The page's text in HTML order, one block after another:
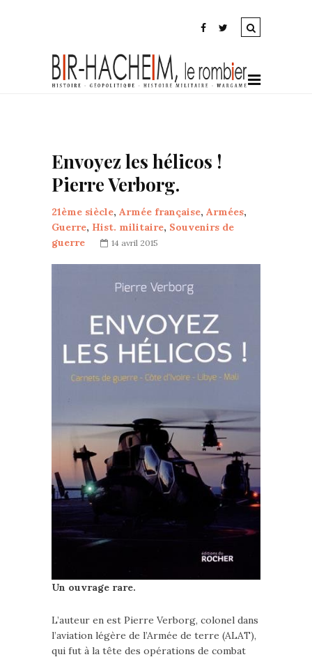
Envoyez les hélicos !
Pierre Verborg.
21ème siècle, Armée française, Armées,
Guerre, Hist. militaire, Souvenirs de
guerre
14 avril 2015
Un ouvrage rare.
L’auteur en est Pierre Verborg, colonel dans
l’aviation légère de l’Armée de terre (ALAT),
qui fut à la tête des opérations de combat